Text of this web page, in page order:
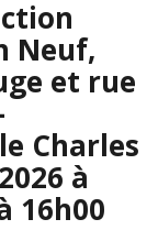
Neuf,
et rue
Charles
à
16h00